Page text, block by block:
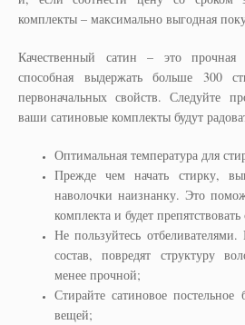
комплекты – максимально выгодная
Качественный сатин – это прочная
способная выдержать больше 300
первоначальных свойств. Следуйте
ваши сатиновые комплекты будут
Оптимальная температура для
Прежде чем начать стирку,
наволочки наизнанку. Это
комплекта и будет
Не пользуйтесь
состав, повредят структуру
менее прочной;
Стирайте сатиновое постельное
вещей;